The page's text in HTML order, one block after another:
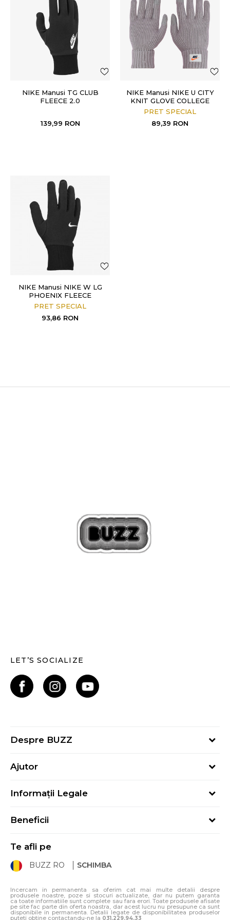
NIKE Manusi TG CLUB
FLEECE 2.0
139,99 RON
NIKE Manusi NIKE U CITY
KNIT GLOVE COLLEGE
GREY/SAIL
PRET SPECIAL
89,39 RON
NIKE Manusi NIKE W LG
PHOENIX FLEECE
BLACK/BLACK/WHI
PRET SPECIAL
93,86 RON
LET’S SOCIALIZE
Despre BUZZ
Hai în echipa noastră
Contact
Blog
Ajutor
Cum cumpăr
Cum mă înregistrez
Starea comenzii
Procedura de retur
Condiții de livrare
Informații Legale
Politica Cookie
ANPC – SAL
Beneficii
Sport&Bonus - Regulament
Card Cadou
Te afli pe
BUZZ RO SCHIMBA
Incercam in permanenta sa oferim cat mai multe detalii despre
produsele noastre, poze si stocuri actualizate, dar nu putem garanta
ca toate informatiile sunt complete sau fara erori. Toate produsele afisate
pe site fac parte din oferta noastra, dar acest lucru nu presupune ca sunt
disponibile in permanenta. Detalii legate de disponibilitatea produselor
puteti obtine contactandu-ne la 031.229.94.33